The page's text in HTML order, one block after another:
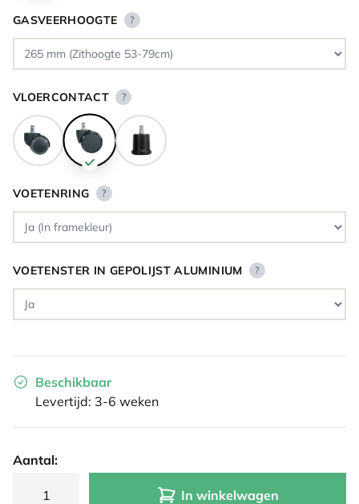
GASVEERHOOGTE ?
VLOERCONTACT ?
VOETENRING ?
VOETENSTER IN GEPOLIJST ALUMINIUM ?
Beschikbaar
Levertijd: 3-6 weken
Aantal:
In winkelwagen